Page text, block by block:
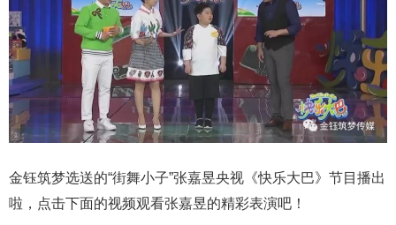
金钰筑梦选送的“街舞小子”张嘉昱央视《快乐大巴》节目播出
啦，点击下面的视频观看张嘉昱的精彩表演吧！